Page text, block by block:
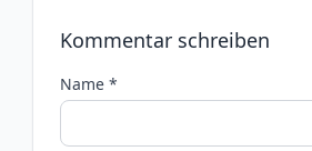
Kommentar schreiben
Name *